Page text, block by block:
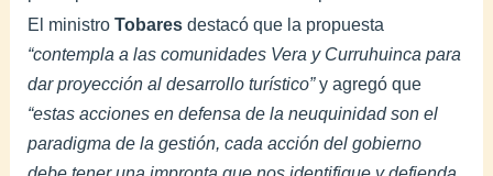
El ministroTobares destacó que la propuesta
“contempla a las comunidades Vera y Curruhuinca para
dar proyección al desarrollo turístico”y agregó que
“estas acciones en defensa de la neuquinidad son el
paradigma de la gestión, cada acción del gobierno